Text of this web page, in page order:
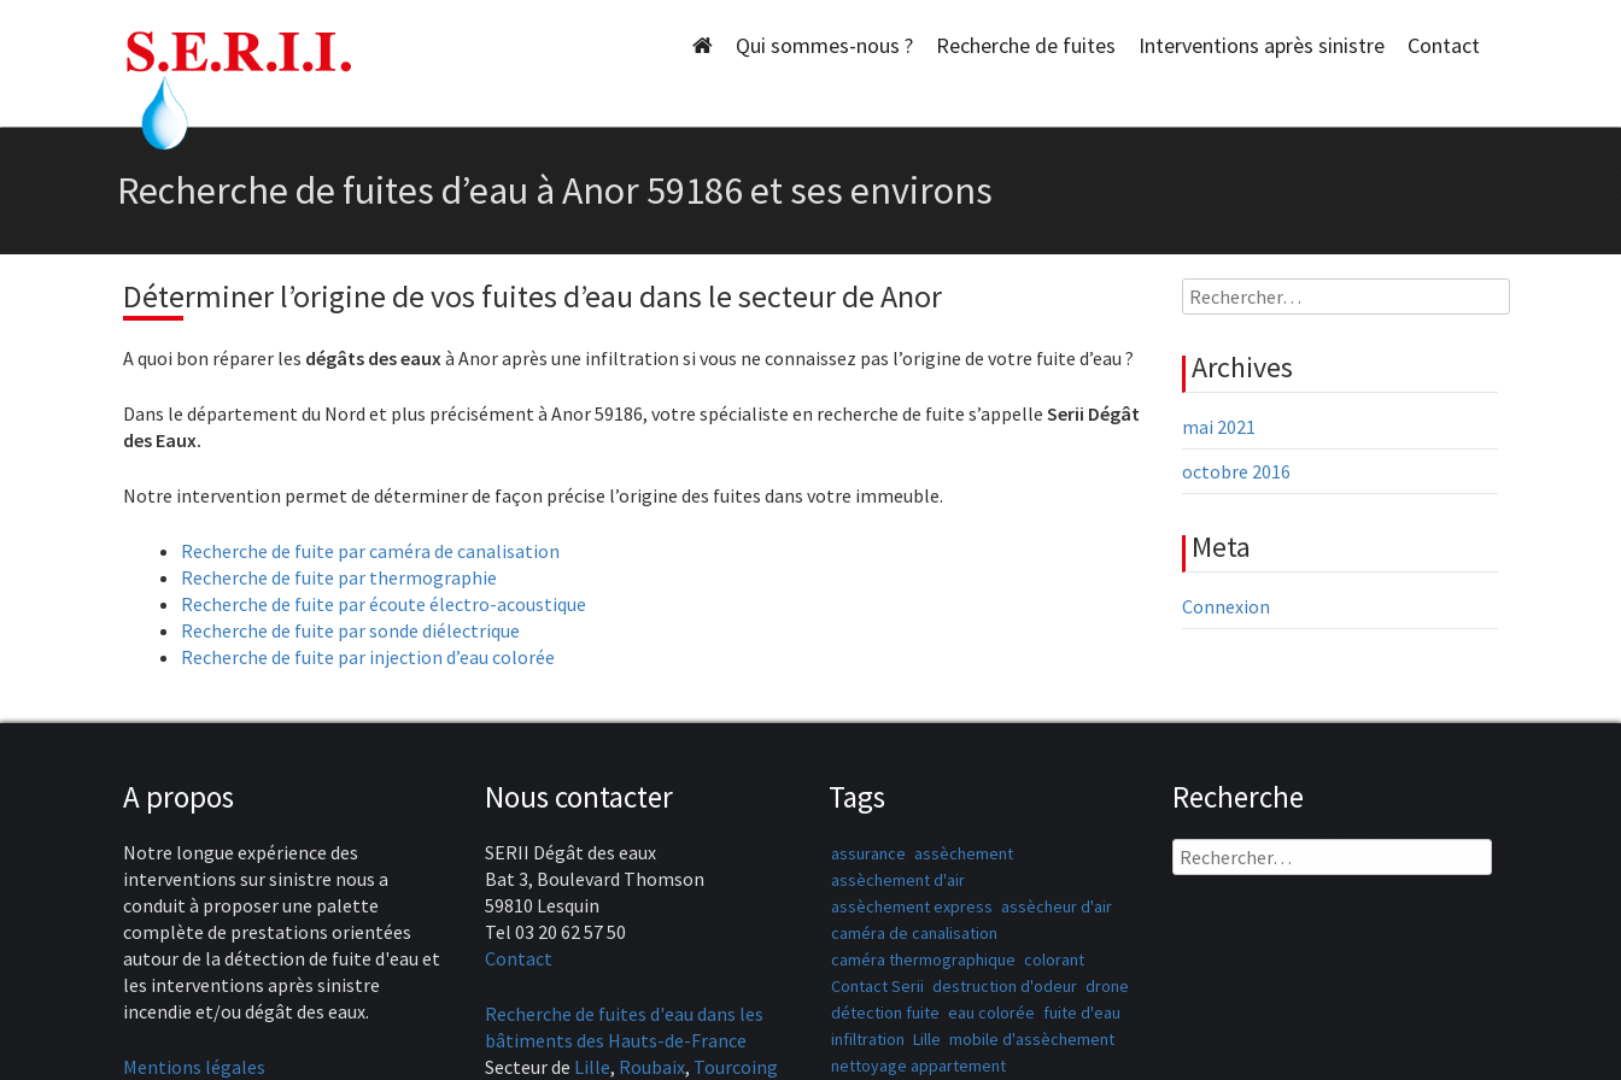
Qui sommes-nous ? Recherche de fuites Interventions après sinistre Contact
Recherche de fuites d’eau à Anor 59186 et ses environs
Déterminer l’origine de vos fuites d’eau dans le secteur de Anor
A quoi bon réparer les dégâts des eauxà Anor après une infiltration si vous ne connaissez pas l’origine de votre fuite d’eau ?
Dans le département du Nord et plus précisément à Anor 59186, votre spécialiste en recherche de fuite s’appelle Serii Dégât
des Eaux.
Notre intervention permet de déterminer de façon précise l’origine des fuites dans votre immeuble.
Recherche de fuite par caméra de canalisation
Recherche de fuite par thermographie
Recherche de fuite par écoute électro-acoustique
Recherche de fuite par sonde diélectrique
Recherche de fuite par injection d’eau colorée
Rechercher :
Archives
mai 2021
octobre 2016
Meta
Connexion
A propos
Notre longue expérience des
interventions sur sinistre nous a
conduit à proposer une palette
complète de prestations orientées
autour de la détection de fuite d'eau et
les interventions après sinistre
incendie et/ou dégât des eaux.
Mentions légales
Nous contacter
SERII Dégât des eaux
Bat 3, Boulevard Thomson
59810 Lesquin
Tel 03 20 62 57 50
Contact
Recherche de fuites d'eau dans les
bâtiments des Hauts-de-France
Secteur de Lille, Roubaix, Tourcoing
Tags
assurance assèchement
assèchement d'air
assèchement express assècheur d'air
caméra de canalisation
caméra thermographique colorant
Contact Serii destruction d'odeur drone
détection fuite eau colorée fuite d'eau
infiltration Lille mobile d'assèchement
nettoyage appartement
Recherche
Rechercher :